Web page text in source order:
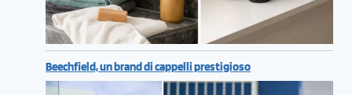
Beechfield, un brand di cappelli prestigioso